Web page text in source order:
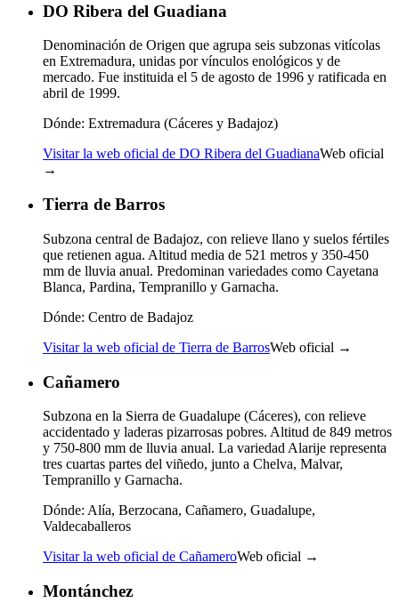
DO Ribera del Guadiana
Denominación de Origen que agrupa seis subzonas vitícolas
en Extremadura, unidas por vínculos enológicos y de
mercado. Fue instituida el 5 de agosto de 1996 y ratificada en
abril de 1999.
Dónde: Extremadura (Cáceres y Badajoz)
Visitar la web oficial de DO Ribera del GuadianaWeb oficial
→
Tierra de Barros
Subzona central de Badajoz, con relieve llano y suelos fértiles
que retienen agua. Altitud media de 521 metros y 350-450
mm de lluvia anual. Predominan variedades como Cayetana
Blanca, Pardina, Tempranillo y Garnacha.
Dónde: Centro de Badajoz
Visitar la web oficial de Tierra de BarrosWeb oficial →
Cañamero
Subzona en la Sierra de Guadalupe (Cáceres), con relieve
accidentado y laderas pizarrosas pobres. Altitud de 849 metros
y 750-800 mm de lluvia anual. La variedad Alarije representa
tres cuartas partes del viñedo, junto a Chelva, Malvar,
Tempranillo y Garnacha.
Dónde: Alía, Berzocana, Cañamero, Guadalupe,
Valdecaballeros
Visitar la web oficial de CañameroWeb oficial →
Montánchez